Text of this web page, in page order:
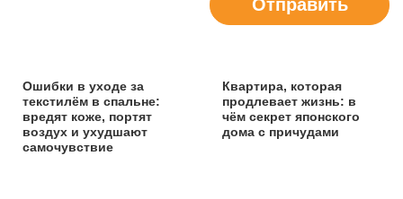
Отправить
Ошибки в уходе за
текстилём в спальне:
вредят коже, портят
воздух и ухудшают
самочувствие
Квартира, которая
продлевает жизнь: в
чём секрет японского
дома с причудами